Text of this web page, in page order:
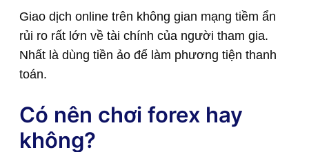
Giao dịch online trên không gian mạng tiềm ẩn
rủi ro rất lớn về tài chính của người tham gia.
Nhất là dùng tiền ảo để làm phương tiện thanh
toán.
Có nên chơi forex hay
không?